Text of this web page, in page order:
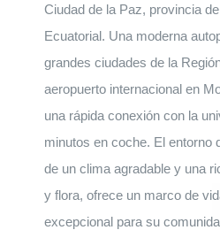
Ciudad de la Paz, provincia
Ecuatorial. Una moderna
grandes ciudades de la
aeropuerto internacional en
una rápida conexión con la
minutos en coche. El entorno
de un clima agradable y una
y flora, ofrece un marco de
excepcional para su